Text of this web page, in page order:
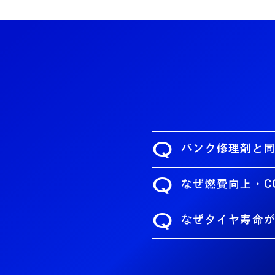
Q パンク修理剤と
Q なぜ燃費向上・
Q なぜタイヤ寿命